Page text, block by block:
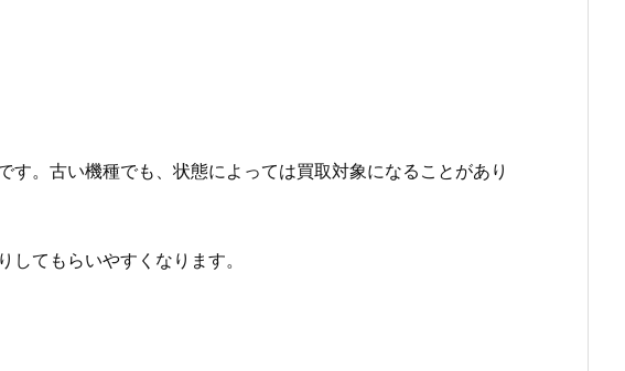
。古い機種でも、状態によっては買取対象になることがあり
てもらいやすくなります。